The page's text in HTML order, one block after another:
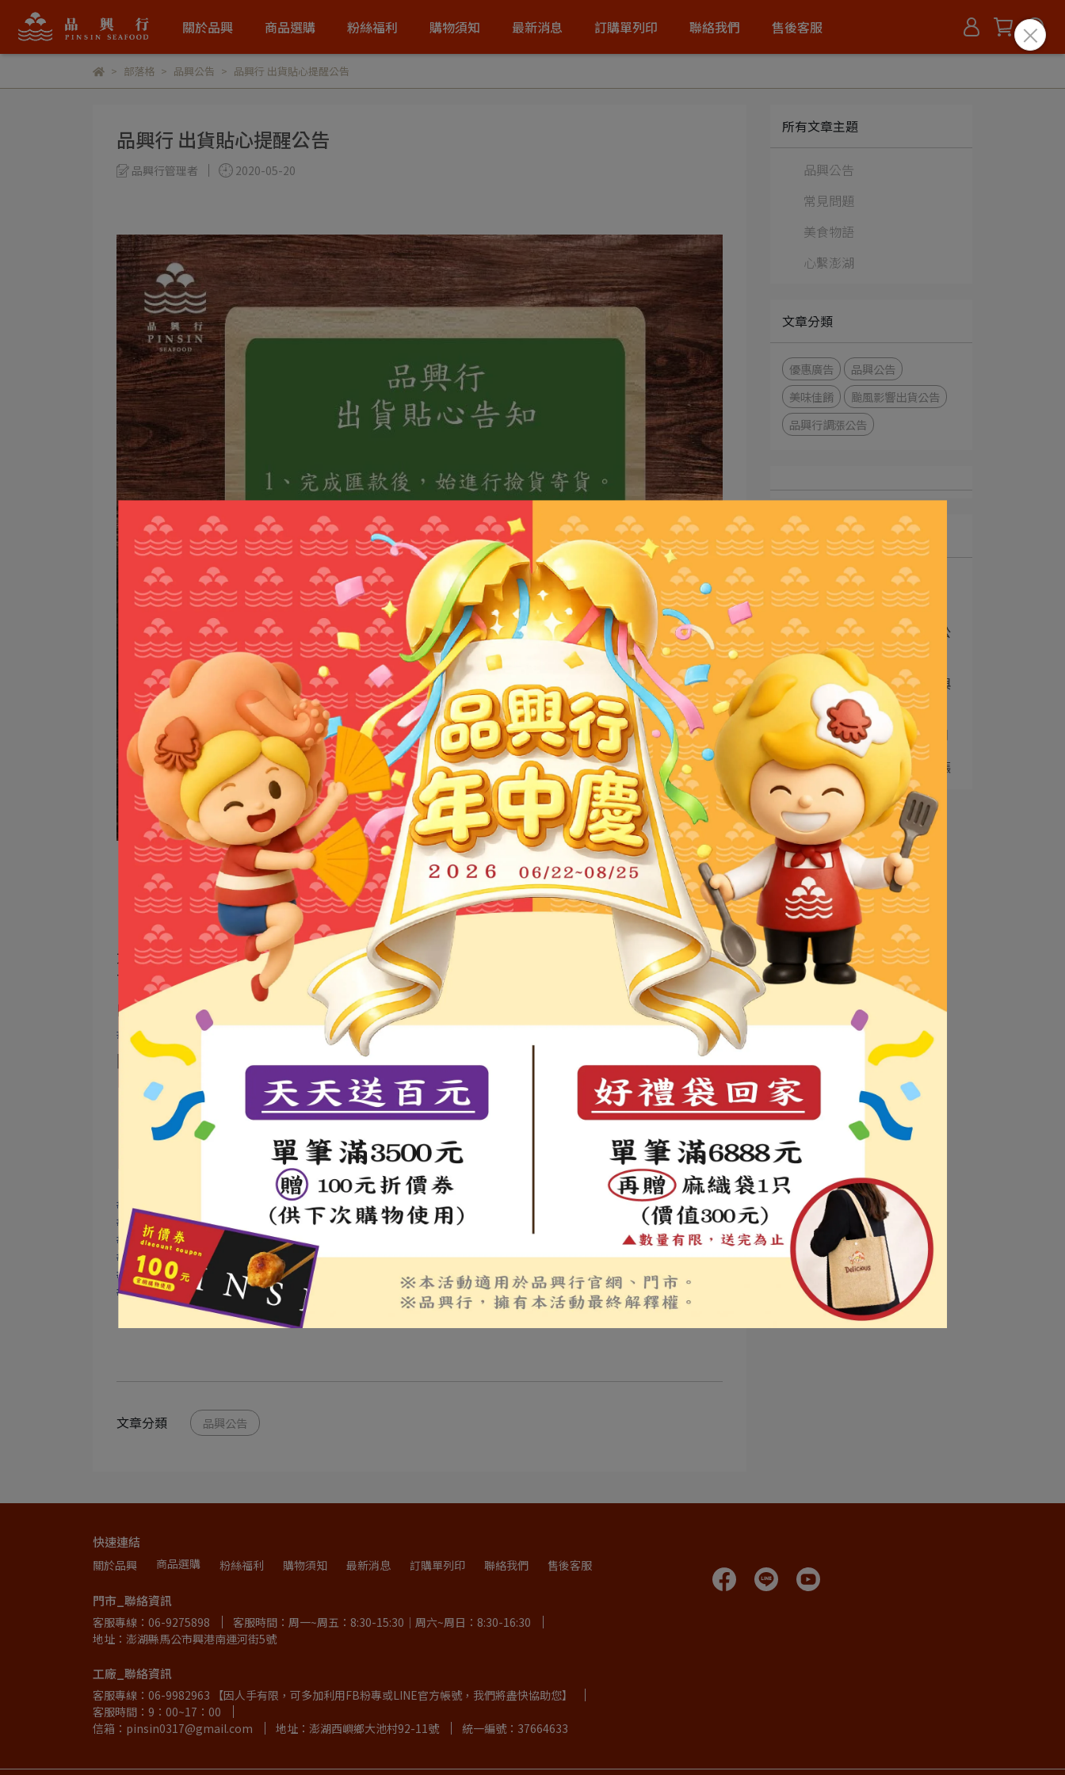
關於品興 商品選購 粉絲福利 購物須知 最新消息 訂購單列印 聯絡我們 售後客服
部落格 品興公告 品興行 出貨貼心提醒公告
品興行 出貨貼心提醒公告
品興行管理者 2020-05-20
【品興行公告】
大家好~
首先感謝各位好朋友們對澎湖品興行的支持與照顧
由於品興行堅持
#
手作的真材實料
產地新鮮低溫配送
因此，以下幾點是希望與好朋友們達成的小默契喔~
必須先完成匯款，才會進入檢貨寄貨的程序。
星期日因物流公司作業，所以無法出貨與到貨。
下單後，請於兩天內完成匯款，以免到第三天忘記匯，系統訂單會自動取消。
匯款後，排除週日與海運問題，平均約2~3天到貨。
#
#
品興行也一直覺得堅持新鮮真材實料
# 持續用好產品與好服務回饋您們的肯定
#新鮮美味營養
#道地的澎湖美食料理
#是品興行永遠奉行的信念
文章分類 品興公告
所有文章主題
品興公告
常見問題
美食物語
心繫澎湖
文章分類
優惠廣告
品興公告
美味佳餚
颱風影響出貨公告
品興行調漲公告
最新文章
1 品興行食品安全聲明
202607
2 2026年菜季，年前到貨公
告！
3
2026年菜季，活動內容與
注意事項公告
4
品興行豬肉食材合格聲明
5 2025公告：部分商品調漲
快速連結
關於品興 商品選購 粉絲福利 購物須知 最新消息 訂購單列印 聯絡我們 售後客服
門市_聯絡資訊
客服專線：06-9275898
客服時間：周一~周五：8:30-15:30｜周六~周日：8:30-16:30
地址：澎湖縣馬公市興港南運河街5號
工廠_聯絡資訊
客服專線：06-9982963 【因人手有限，可多加利用FB粉專或LINE官方帳號，我們將盡快協助您】
客服時間：9：00~17：00
信箱：pinsin0317@gmail.com
地址：澎湖西嶼鄉大池村92-11號 統一編號：37664633